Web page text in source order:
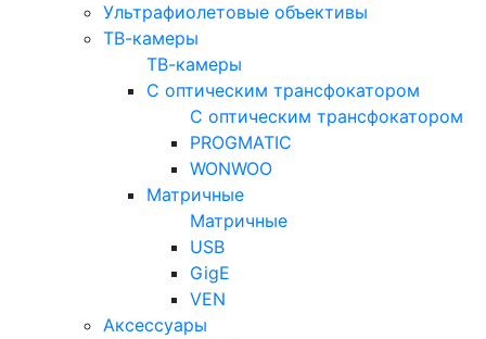
Ультрафиолетовые объективы
ТВ-камеры
ТВ-камеры
С оптическим трансфокатором
С оптическим трансфокатором
PROGMATIC
WONWOO
Матричные
Матричные
USB
GigE
VEN
Аксессуары